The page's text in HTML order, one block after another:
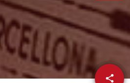
la ruta de la seda
share
email